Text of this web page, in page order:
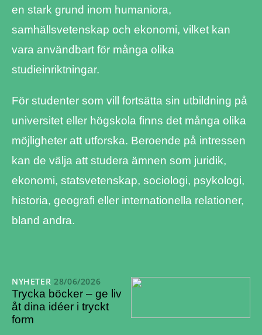
en stark grund inom humaniora,
samhällsvetenskap och ekonomi, vilket kan
vara användbart för många olika
studieinriktningar.
För studenter som vill fortsätta sin utbildning på
universitet eller högskola finns det många olika
möjligheter att utforska. Beroende på intressen
kan de välja att studera ämnen som juridik,
ekonomi, statsvetenskap, sociologi, psykologi,
historia, geografi eller internationella relationer,
bland andra.
NYHETER 28/06/2026
Trycka böcker – ge liv
åt dina idéer i tryckt
form